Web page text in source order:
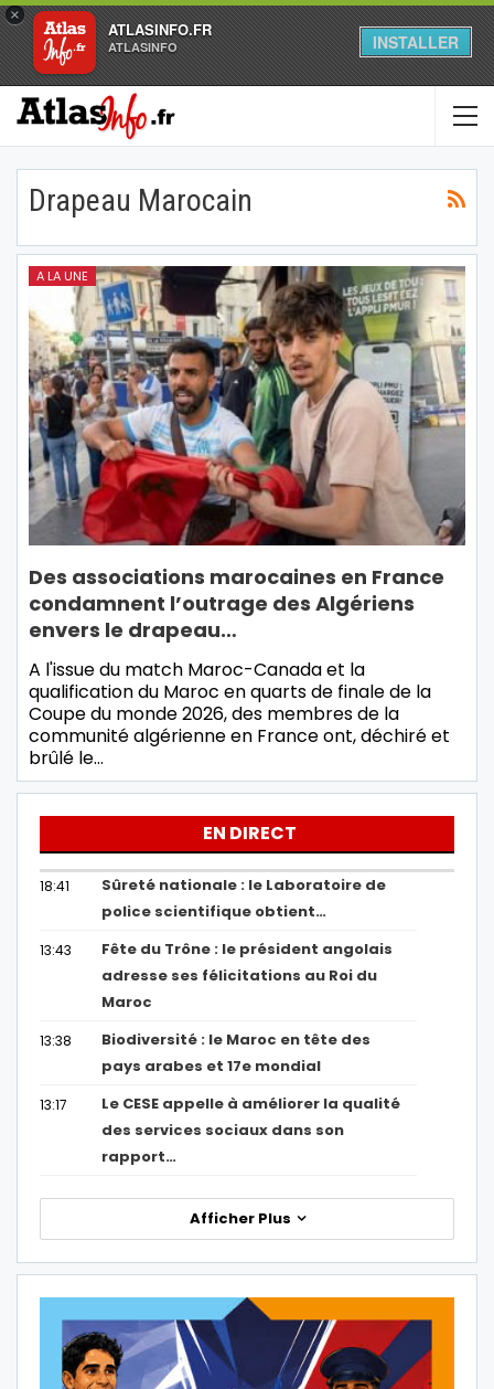
×
ATLASINFO.FR
ATLASINFO INSTALLER
Drapeau Marocain
A LA UNE
Des associations marocaines en France
condamnent l’outrage des Algériens
envers le drapeau…
A l'issue du match Maroc-Canada et la
qualification du Maroc en quarts de finale de la
Coupe du monde 2026, des membres de la
communité algérienne en France ont, déchiré et
brûlé le…
EN DIRECT
18:41
Sûreté nationale : le Laboratoire de
police scientifique obtient…
13:43
Fête du Trône : le président angolais
adresse ses félicitations au Roi du
Maroc
13:38
Biodiversité : le Maroc en tête des
pays arabes et 17e mondial
13:17
Le CESE appelle à améliorer la qualité
des services sociaux dans son
rapport…
Afficher Plus